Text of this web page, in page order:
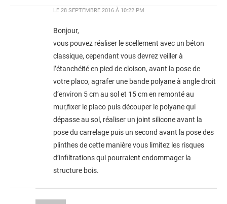
LE 28 SEPTEMBRE 2016 À 10:22 PM
Bonjour,
vous pouvez réaliser le scellement avec un béton
classique, cependant vous devrez veiller à
l’étanchéité en pied de cloison, avant la pose de
votre placo, agrafer une bande polyane à angle droit
d’environ 5 cm au sol et 15 cm en remonté au
mur,fixer le placo puis découper le polyane qui
dépasse au sol, réaliser un joint silicone avant la
pose du carrelage puis un second avant la pose des
plinthes de cette manière vous limitez les risques
d’infiltrations qui pourraient endommager la
structure bois.